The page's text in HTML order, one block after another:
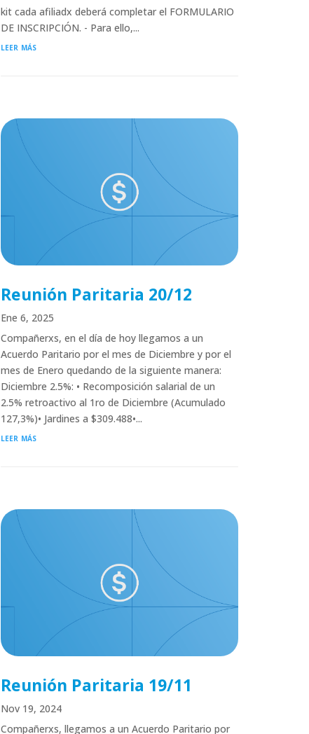
kit cada afiliadx deberá completar el FORMULARIO
DE INSCRIPCIÓN. - Para ello,...
leer más
Reunión Paritaria 20/12
Ene 6, 2025
Compañerxs, en el día de hoy llegamos a un
Acuerdo Paritario por el mes de Diciembre y por el
mes de Enero quedando de la siguiente manera:
Diciembre 2.5%: • Recomposición salarial de un
2.5% retroactivo al 1ro de Diciembre (Acumulado
127,3%)• Jardines a $309.488•...
leer más
Reunión Paritaria 19/11
Nov 19, 2024
Compañerxs, llegamos a un Acuerdo Paritario por